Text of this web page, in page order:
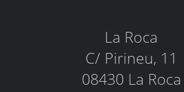
La Roca
C/ Pirineu, 11
08430 La Roca